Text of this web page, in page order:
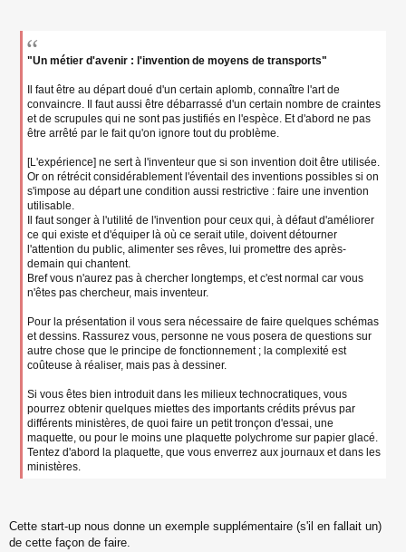
o
"Un métier d'avenir : l'invention de moyens de transports"
Il faut être au départ doué d'un certain aplomb, connaître l'art de
convaincre. Il faut aussi être débarrassé d'un certain nombre de craintes
et de scrupules qui ne sont pas justifiés en l'espèce. Et d'abord ne pas
être arrêté par le fait qu'on ignore tout du problème.
[L'expérience] ne sert à l'inventeur que si son invention doit être utilisée.
Or on rétrécit considérablement l'éventail des inventions possibles si on
s'impose au départ une condition aussi restrictive : faire une invention
utilisable.
Il faut songer à l'utilité de l'invention pour ceux qui, à défaut d'améliorer
ce qui existe et d'équiper là où ce serait utile, doivent détourner
l'attention du public, alimenter ses rêves, lui promettre des après-
demain qui chantent.
Bref vous n'aurez pas à chercher longtemps, et c'est normal car vous
n'êtes pas chercheur, mais inventeur.
Pour la présentation il vous sera nécessaire de faire quelques schémas
et dessins. Rassurez vous, personne ne vous posera de questions sur
autre chose que le principe de fonctionnement ; la complexité est
coûteuse à réaliser, mais pas à dessiner.
Si vous êtes bien introduit dans les milieux technocratiques, vous
pourrez obtenir quelques miettes des importants crédits prévus par
différents ministères, de quoi faire un petit tronçon d'essai, une
maquette, ou pour le moins une plaquette polychrome sur papier glacé.
Tentez d'abord la plaquette, que vous enverrez aux journaux et dans les
ministères.
Cette start-up nous donne un exemple supplémentaire (s'il en fallait un)
de cette façon de faire.